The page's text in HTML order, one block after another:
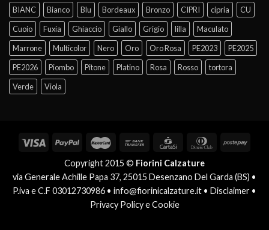
BIANC
Bianco Blu Bordeaux Bronzo CIPRI cipria
CU
Cuoio
Fuxia Ghiaccio Giallo Grigio lilla
Maculato
Marrone
Multicolor Nero Oro Oro Rosa PE2023
PE2025
PE2026
Piombo Pitone Platino Rosa Rosso
tortora
Verde
Viola
Copyright 2015 © Fiorini Calzature
via Generale Achille Papa 37, 25015 Desenzano Del Garda (BS) •
P.iva e C.F 03012730986 • info@fiorinicalzature.it • Disclaimer •
Privacy Policy e Cookie